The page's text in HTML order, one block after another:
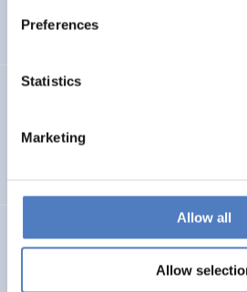
Preferences
Statistics
Marketing
Allow all
Allow
WISSENSCHAFTS-, TECHNOLOGIE- UND
NACHHALTIGE RESSOURCENSYSTEME
MSF
Mission Service Facility